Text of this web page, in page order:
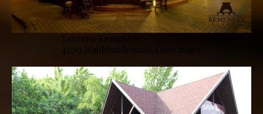
Taverna Kemencés
4200 Hajdúszoboszló, Daru zug 1.